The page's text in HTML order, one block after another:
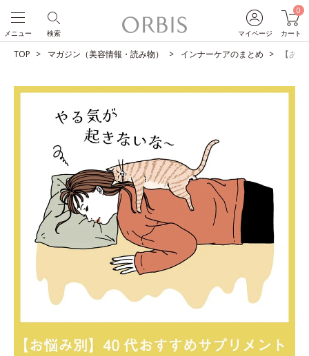
マイページ
0
カート
検索
メニュー
TOP マガジン（美容情報・読み物） インナーケアのまとめ 【あ